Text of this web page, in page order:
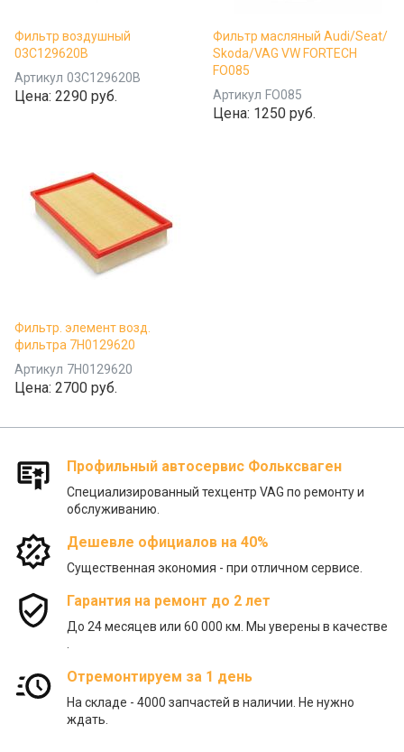
Фильтр воздушный
03C129620B
Артикул 03C129620B
Цена: 2290 руб.
Фильтр масляный Audi/Seat/
Skoda/VAG VW FORTECH
FO085
Артикул FO085
Цена: 1250 руб.
Фильтр. элемент возд.
фильтра 7H0129620
Артикул 7H0129620
Цена: 2700 руб.
Профильный автосервис Фольксваген
Специализированный техцентр VAG по ремонту и
обслуживанию.
Дешевле официалов на 40%
Существенная экономия - при отличном сервисе.
Гарантия на ремонт до 2 лет
До 24 месяцев или 60 000 км. Мы уверены в качестве
Отремонтируем за 1 день
На складе - 4000 запчастей в наличии. Не нужно
ждать.